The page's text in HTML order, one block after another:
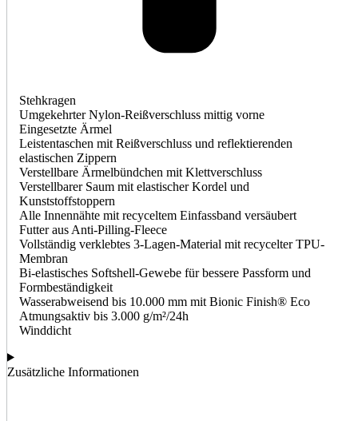
Stehkragen
Umgekehrter Nylon-Reißverschluss mittig vorne
Eingesetzte Ärmel
Leistentaschen mit Reißverschluss und reflektierenden
elastischen Zippern
Verstellbare Ärmelbündchen mit Klettverschluss
Verstellbarer Saum mit elastischer Kordel und
Kunststoffstoppern
Alle Innennähte mit recyceltem Einfassband versäubert
Futter aus Anti-Pilling-Fleece
Vollständig verklebtes 3-Lagen-Material mit recycelter TPU-
Membran
Bi-elastisches Softshell-Gewebe für bessere Passform und
Formbeständigkeit
Wasserabweisend bis 10.000 mm mit Bionic Finish® Eco
Atmungsaktiv bis 3.000 g/m²/24h
Winddicht
Zusätzliche Informationen